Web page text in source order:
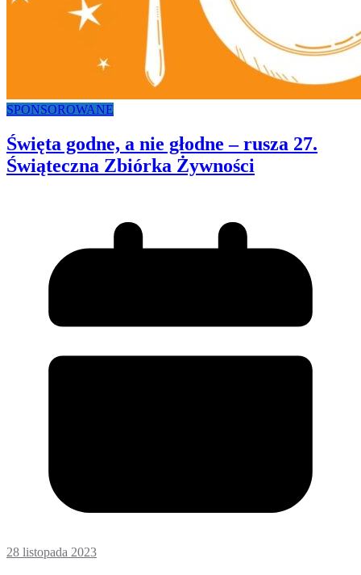
SPONSOROWANE
Święta godne, a nie głodne – rusza 27.
Świąteczna Zbiórka Żywności
28 listopada 2023